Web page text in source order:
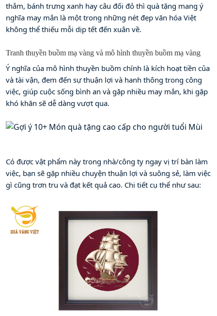
thắm, bánh trưng xanh hay câu đối đỏ thì quà tặng mang ý
nghĩa may mắn là một trong những nét đẹp văn hóa Việt
không thể thiếu mỗi dịp tết đến xuân về.
Tranh thuyền buồm mạ vàng và mô hình thuyền buồm mạ vàng
Ý nghĩa của mô hình thuyền buồm chính là kích hoạt tiền của
và tài vận, đem đến sự thuận lợi và hanh thông trong công
việc, giúp cuộc sống bình an và gặp nhiều may mắn, khi gặp
khó khăn sẽ dễ dàng vượt qua.
Có được vật phẩm này trong nhà/công ty ngay vị trí bàn làm
việc, bạn sẽ gặp nhiều chuyện thuận lợi và suông sẻ, làm việc
gì cũng trơn tru và đạt kết quả cao. Chi tiết cụ thể như sau: